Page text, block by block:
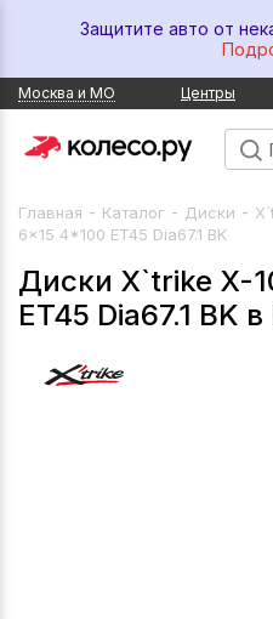
Защитите авто от
Москва и МО Центры
Главная - Каталог - Диски -
6x15 4*100 ET45 Dia67.1 BK
Диски X`trike X-
ET45 Dia67.1 BK